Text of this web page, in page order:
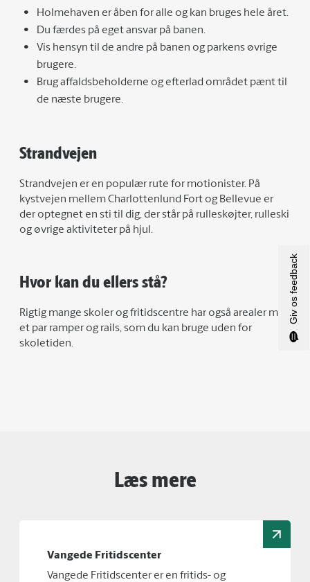
Holmehaven er åben for alle og kan bruges hele året.
Du færdes på eget ansvar på banen.
Vis hensyn til de andre på banen og parkens øvrige
brugere.
Brug affaldsbeholderne og efterlad området pænt til
de næste brugere.
Strandvejen
Strandvejen er en populær rute for motionister. På
kystvejen mellem Charlottenlund Fort og Bellevue er
der optegnet en sti til dig, der står på rulleskøjter, rulleski
og øvrige aktiviteter på hjul.
Hvor kan du ellers stå?
Rigtig mange skoler og fritidscentre har også arealer med
et par ramper og rails, som du kan bruge uden for
skoletiden.
Læs mere
Vangede Fritidscenter
Vangede Fritidscenter er en fritids- og
Giv os feedback